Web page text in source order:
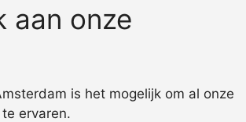
aan onze
is het mogelijk om al onze
ervaren.